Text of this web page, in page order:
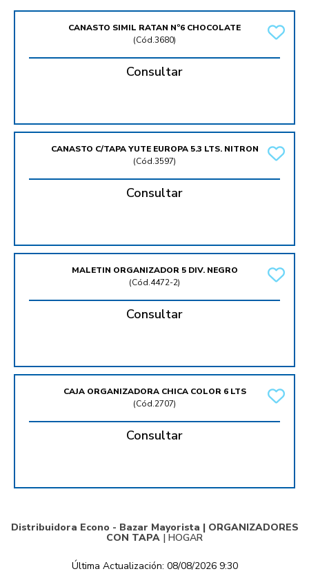
CANASTO SIMIL RATAN Nº6 CHOCOLATE
(Cód.3680)
Consultar
CANASTO C/TAPA YUTE EUROPA 5.3 LTS. NITRON
(Cód.3597)
Consultar
MALETIN ORGANIZADOR 5 DIV. NEGRO
(Cód.4472-2)
Consultar
CAJA ORGANIZADORA CHICA COLOR 6 LTS
(Cód.2707)
Consultar
Distribuidora Econo - Bazar Mayorista | ORGANIZADORES
CON TAPA | HOGAR
Última Actualización: 08/08/2026 9:30